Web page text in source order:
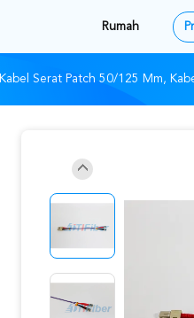
Rumah
Kabel Serat Patch 50/125 Mm,